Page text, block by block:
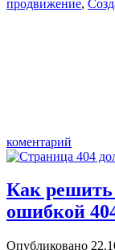
продвижение,
коментарий
Как решить
ошибкой
Опубликовано